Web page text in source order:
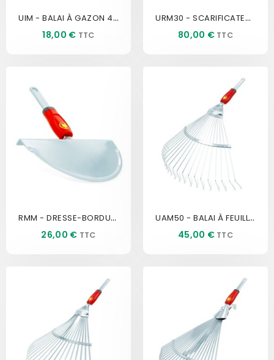
UIM - BALAI À GAZON 42 CM -...
Prix
18,00 €
URM30 - SCARIFICATEUR SUR...
Prix
80,00 €
RMM - DRESSE-BORDURE...
Prix
26,00 €
UAM50 - BALAI À FEUILLES À...
Prix
45,00 €